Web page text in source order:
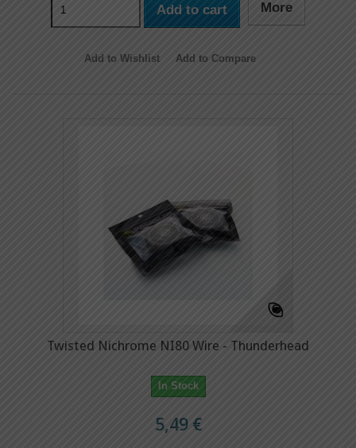
Add to cart More
Add to Wishlist Add to Compare
Twisted Nichrome NI80 Wire - Thunderhead
In Stock
5,49 €